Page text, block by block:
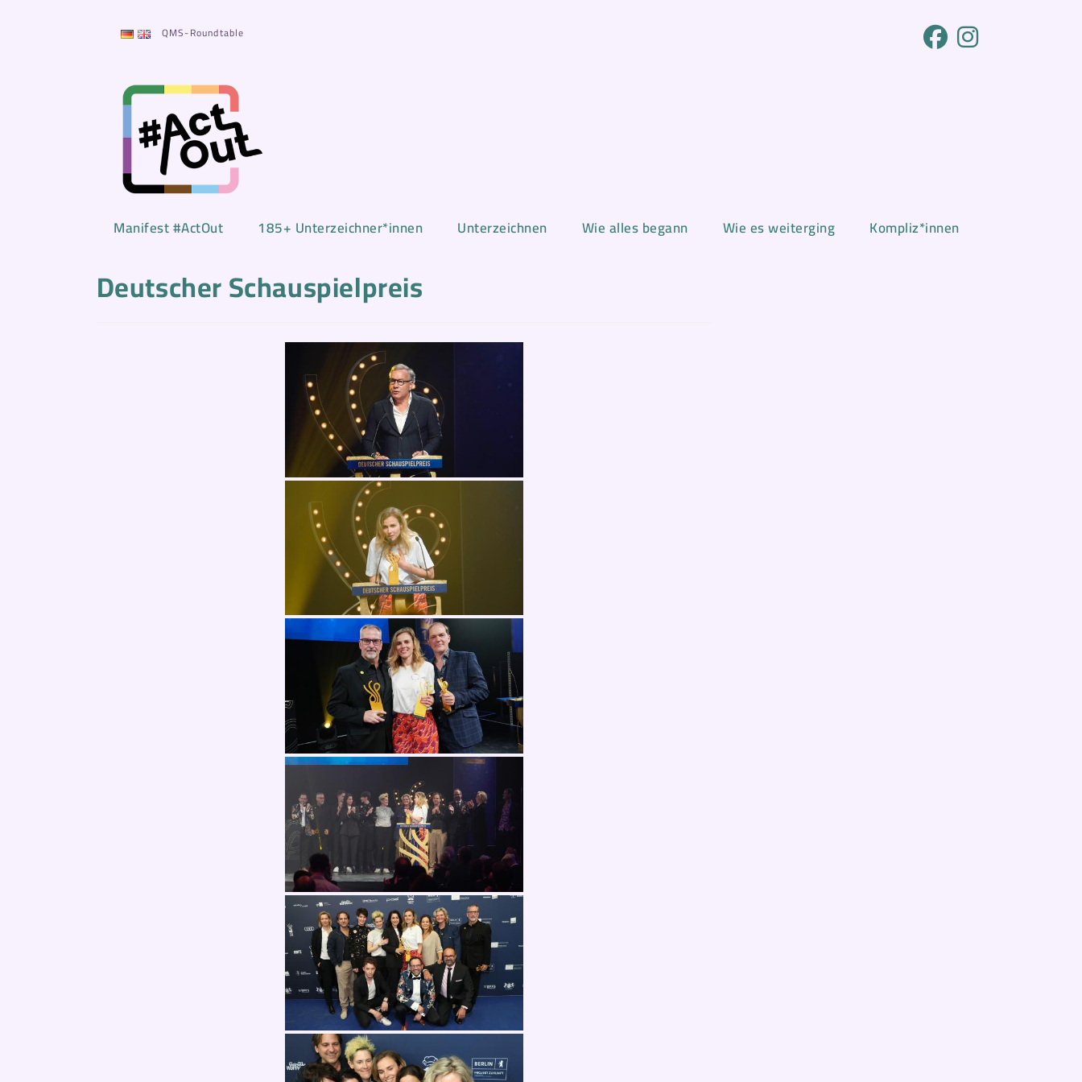
QMS-Roundtable
Manifest #ActOut 185+ Unterzeichner*innen Unterzeichnen Wie alles begann Wie es weiterging Kompliz*innen
Deutscher Schauspielpreis